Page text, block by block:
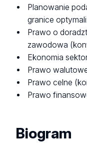
Planowanie
granice
Prawo o
zawodowa
Ekonomia
Prawo
Prawo celne
Prawo
Biogram